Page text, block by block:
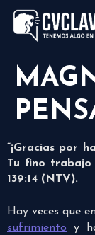
“¡Gracias por
Tu fino trabajo
139:14 (NTV).
Hay veces que
sufrimiento y